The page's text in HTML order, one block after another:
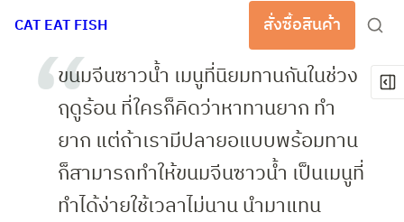
CAT EAT FISH สั่งซื้อสินค้า
ขนมจีนซาวน้ำ เมนูที่นิยมทานกันในช่วง
ฤดูร้อน ที่ใครก็คิดว่าหาทานยาก ทำ
ยาก แต่ถ้าเรามีปลายอแบบพร้อมทาน
ก็สามารถทำให้ขนมจีนซาวน้ำ เป็นเมนูที่
ทำได้ง่ายใช้เวลาไม่นาน นำมาแทน